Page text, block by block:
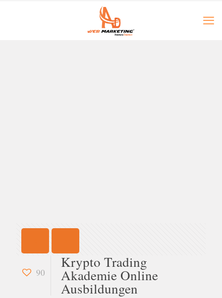
90
Krypto Trading
Akademie Online
Ausbildungen